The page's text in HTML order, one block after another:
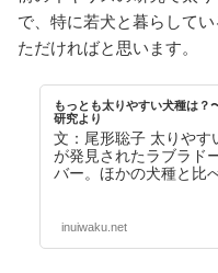
で、特に若犬と暮らして
ただければと思います。
もっとも太りやすい犬種は？
研究より
文：尾形聡子 太りやす
が発見されたラブラド
バー。ほかの犬種と比
inuiwaku.net